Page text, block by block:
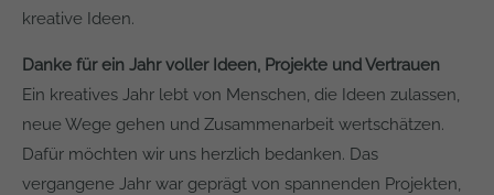
kreative Ideen.
Danke für ein Jahr voller Ideen, Projekte und Vertrauen
Ein kreatives Jahr lebt von Menschen, die Ideen zulassen,
neue Wege gehen und Zusammenarbeit wertschätzen.
Dafür möchten wir uns herzlich bedanken. Das
vergangene Jahr war geprägt von spannenden Projekten,